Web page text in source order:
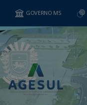
GOVERNO MS